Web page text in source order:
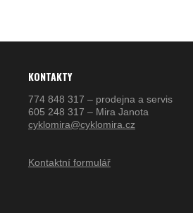
KONTAKTY
774 848 317 – prodejna a servis
605 248 317 – Mira Janota
cyklomira@cyklomira.cz
Kontaktní formulář